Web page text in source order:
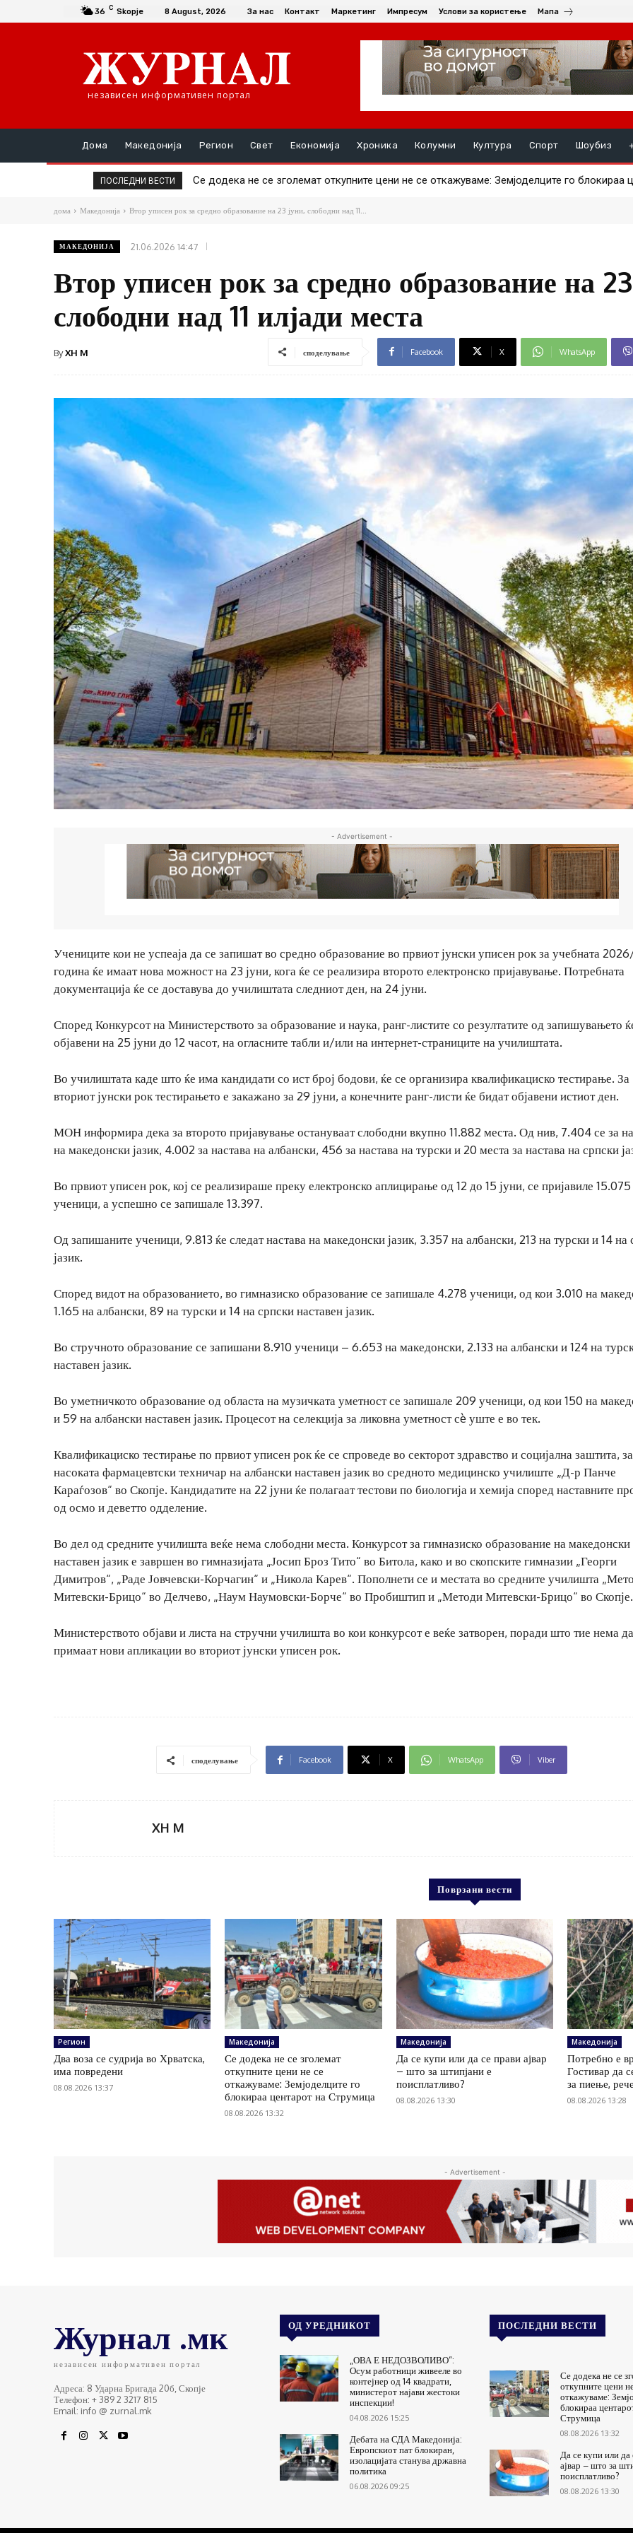
36 C Skopje 8 August, 2026 За нас Контакт Маркетинг Импресум Услови за користење Мапа
независен информативен портал
Дома Македонија Регион Свет Економија Хроника Колумни Култура Спорт Шоубиз
ПОСЛЕДНИ ВЕСТИ Се додека не се зголемат откупните цени не се откажуваме: Земјоделците го блокираа
Да се купи или да се прави ајвар – што за штипјани е поисплатливо?
дома Македонија Втор уписен рок за средно образование на 23 јуни, слободни над 11...
МАКЕДОНИЈА 21.06.2026 14:47
Втор уписен рок за средно образование на
слободни над 11 илјади места
ByXH M споделување Facebook X WhatsApp
- Advertisement -
Учениците кои не успеаја да се запишат во средно образование во првиот јунски уписен рок за учебната
година ќе имаат нова можност на 23 јуни, кога ќе се реализира второто електронско пријавување. Потребната
документација ќе се доставува до училиштата следниот ден, на 24 јуни.
Според Конкурсот на Министерството за образование и наука, ранг-листите со резултатите од запишувањето
објавени на 25 јуни до 12 часот, на огласните табли и/или на интернет-страниците на училиштата.
Во училиштата каде што ќе има кандидати со ист број бодови, ќе се организира квалификациско тестирање. За
вториот јунски рок тестирањето е закажано за 29 јуни, а конечните ранг-листи ќе бидат објавени истиот ден.
МОН информира дека за второто пријавување остануваат слободни вкупно 11.882 места. Од нив, 7.404 се за
на македонски јазик, 4.002 за настава на албански, 456 за настава на турски и 20 места за настава на српски
Во првиот уписен рок, кој се реализираше преку електронско аплицирање од 12 до 15 јуни, се пријавиле 15.075
ученици, а успешно се запишале 13.397.
Од запишаните ученици, 9.813 ќе следат настава на македонски јазик, 3.357 на албански, 213 на турски и 14 на
јазик.
Според видот на образованието, во гимназиско образование се запишале 4.278 ученици, од кои 3.010 на
1.165 на албански, 89 на турски и 14 на српски наставен јазик.
Во стручното образование се запишани 8.910 ученици – 6.653 на македонски, 2.133 на албански и 124 на
наставен јазик.
Во уметничкото образование од областа на музичката уметност се запишале 209 ученици, од кои 150 на
и 59 на албански наставен јазик. Процесот на селекција за ликовна уметност сè уште е во тек.
Квалификациско тестирање по првиот уписен рок ќе се спроведе во секторот здравство и социјална заштита, за
насоката фармацевтски техничар на албански наставен јазик во средното медицинско училиште „Д-р Панче
Караѓозов“ во Скопје. Кандидатите на 22 јуни ќе полагаат тестови по биологија и хемија според наставните
од осмо и деветто одделение.
Во дел од средните училишта веќе нема слободни места. Конкурсот за гимназиско образование на македонски
наставен јазик е завршен во гимназијата „Јосип Броз Тито“ во Битола, како и во скопските гимназии „Георги
Димитров“, „Раде Јовчевски-Корчагин“ и „Никола Карев“. Пополнети се и местата во средните училишта
Митевски-Брицо“ во Делчево, „Наум Наумовски-Борче“ во Пробиштип и „Методи Митевски-Брицо“ во Скопје.
Министерството објави и листа на стручни училишта во кои конкурсот е веќе затворен, поради што тие нема да
примаат нови апликации во вториот јунски уписен рок.
споделување Facebook X WhatsApp Viber
XH M
Поврзани вести
Регион
Два воза се судрија во Хрватска,
има повредени
08.08.2026 13:37
Македонија
Се додека не се зголемат
откупните цени не се
откажуваме: Земјоделците го
блокираа центарот на Струмица
08.08.2026 13:32
Македонија
Да се купи или да се прави ајвар
– што за штипјани е
поисплатливо?
08.08.2026 13:30
Македонија
Потребно е
Гостивар да
за пиење,
08.08.2026 13:28
- Advertisement -
Журнал .мк
независен информативен портал
Адреса: 8 Ударна Бригада 20б, Скопје
Телефон: + 389 2 3217 815
Email: info @ zurnal.mk
ОД УРЕДНИКОТ
„ОВА Е НЕДОЗВОЛИВО“:
Осум работници живееле во
контејнер од 14 квадрати,
министерот најави жестоки
инспекции!
04.08.2026 15:25
Дебата на СДА Македонија:
Европскиот пат блокиран,
изолацијата станува државна
политика
06.08.2026 09:25
ПОСЛЕДНИ ВЕСТИ
Се додека не се
откупните цени
откажуваме:
блокираа
Струмица
08.08.2026 13:32
Да се купи или да
ајвар – што за
поисплатливо?
08.08.2026 13:30